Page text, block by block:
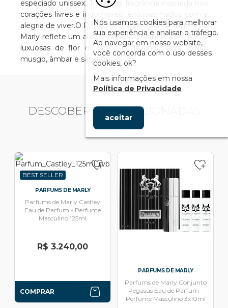
especiado unissex. Traz uma fragrância inspirada nos
corações livres e indomáveis, entusiasmados com a
alegria de viver.O Perfume UnissexKalan Parfums de
Marly reflete um aroma contemporâneo, com notas
luxuosas de flor de laranjeira, lavanda, fava tonka,
musgo, âmbar e sândalo.
DESCOBERTAS RELACIONADAS
BEST SELLER
PARFUMS DE MARLY
Parfums de Marly Castley
Eau de Parfum - Perfume
Masculino 125ml
R$ 3.240,00
COMPRAR
PARFUMS DE MARLY
Parfums de Marly Conjunto
Pegasus Eau de Parfum -
Perfume Masculino 3x10ml
Nós usamos cookies para melhorar
sua experiência e analisar o tráfego.
Ao navegar em nosso website,
você concorda com o uso desses
cookies, ok?
Mais informações em nossa
Política de Privacidade
aceitar